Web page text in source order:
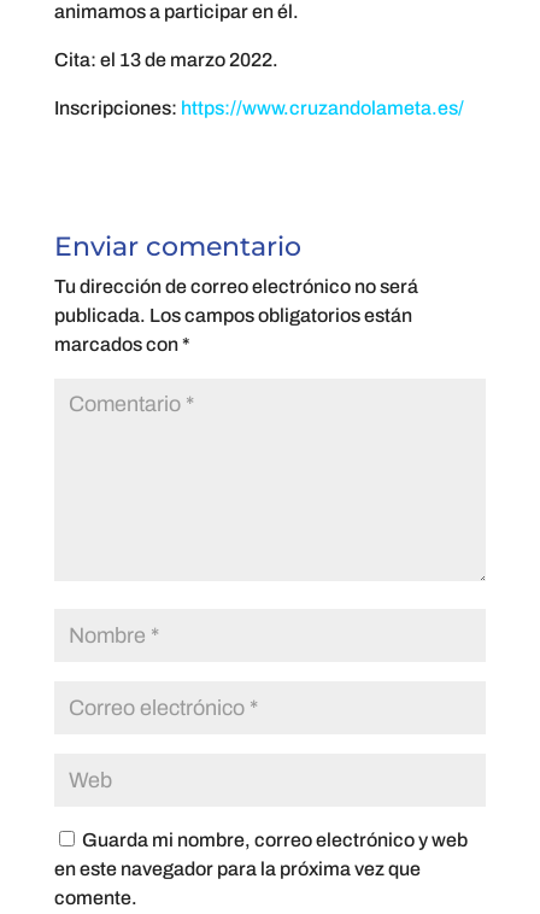
animamos a participar en él.
Cita: el 13 de marzo 2022.
Inscripciones: https://www.cruzandolameta.es/
Enviar comentario
Tu dirección de correo electrónico no será
publicada. Los campos obligatorios están
marcados con*
Guarda mi nombre, correo electrónico y web
en este navegador para la próxima vez que
comente.